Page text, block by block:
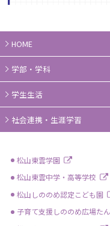
HOME
学部・学科
学生生活
社会連携・生涯学習
松山東雲学園
松山東雲中学・高等学校
松山しののめ認定こども園
子育て支援しののめ広場た